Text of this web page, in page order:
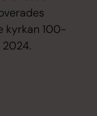
kyrkan 100-
2024.